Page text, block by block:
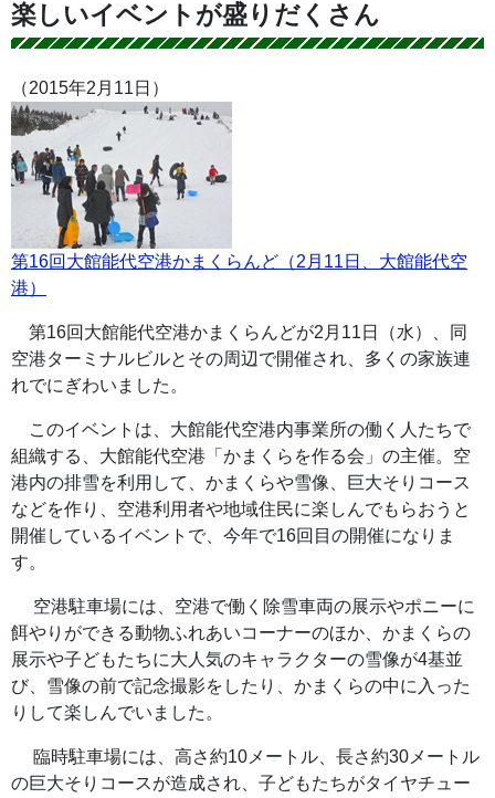
楽しいイベントが盛りだくさん
（2015年2月11日）
第16回大館能代空港かまくらんど（2月11日、大館能代空
港）
第16回大館能代空港かまくらんどが2月11日（水）、同
空港ターミナルビルとその周辺で開催され、多くの家族連
れでにぎわいました。
このイベントは、大館能代空港内事業所の働く人たちで
組織する、大館能代空港「かまくらを作る会」の主催。空
港内の排雪を利用して、かまくらや雪像、巨大そりコース
などを作り、空港利用者や地域住民に楽しんでもらおうと
開催しているイベントで、今年で16回目の開催になりま
す。
空港駐車場には、空港で働く除雪車両の展示やポニーに
餌やりができる動物ふれあいコーナーのほか、かまくらの
展示や子どもたちに大人気のキャラクターの雪像が4基並
び、雪像の前で記念撮影をしたり、かまくらの中に入った
りして楽しんでいました。
臨時駐車場には、高さ約10メートル、長さ約30メートル
の巨大そりコースが造成され、子どもたちがタイヤチュー